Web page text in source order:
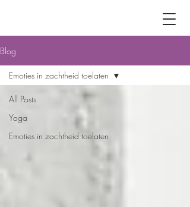
Blog
All Posts
Yoga
Emoties in zachtheid toelaten
Emoties in zachtheid toelaten